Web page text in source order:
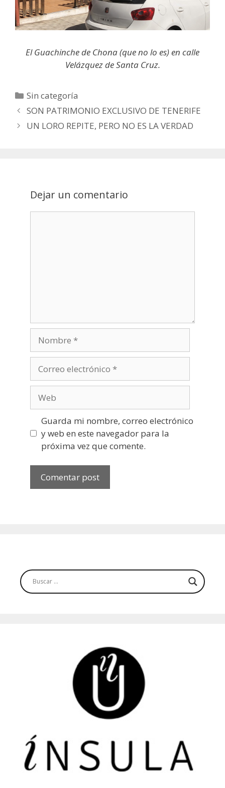
El Guachinche de Chona (que no lo es) en calle
Velázquez de Santa Cruz.
Categorías
Sin categoría
Post
navigation
SON PATRIMONIO EXCLUSIVO DE TENERIFE
UN LORO REPITE, PERO NO ES LA VERDAD
Dejar un comentario
electrónico
Guarda mi nombre, correo electrónico
y web en este navegador para la
próxima vez que comente.